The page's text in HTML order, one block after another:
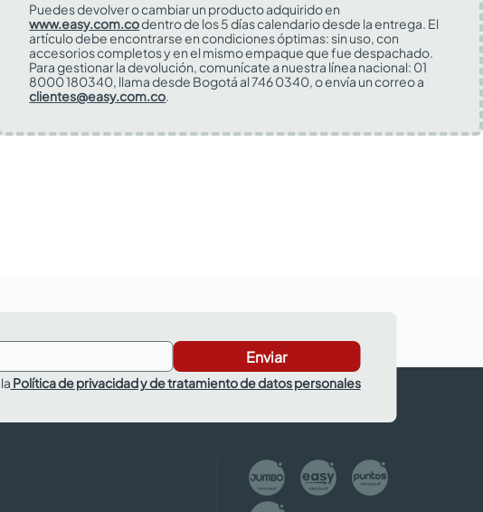
Puedes devolver o cambiar un producto adquirido en
www.easy.com.codentro de los 5 días calendario desde la entrega. El
artículo debe encontrarse en condiciones óptimas: sin uso, con
accesorios completos y en el mismo empaque que fue despachado.
Para gestionar la devolución, comunícate a nuestra línea nacional: 01
8000 180340, llama desde Bogotá al 746 0340, o envía un correo a
clientes@easy.com.co.
Enviar
Política de privacidad y de tratamiento de datos personales